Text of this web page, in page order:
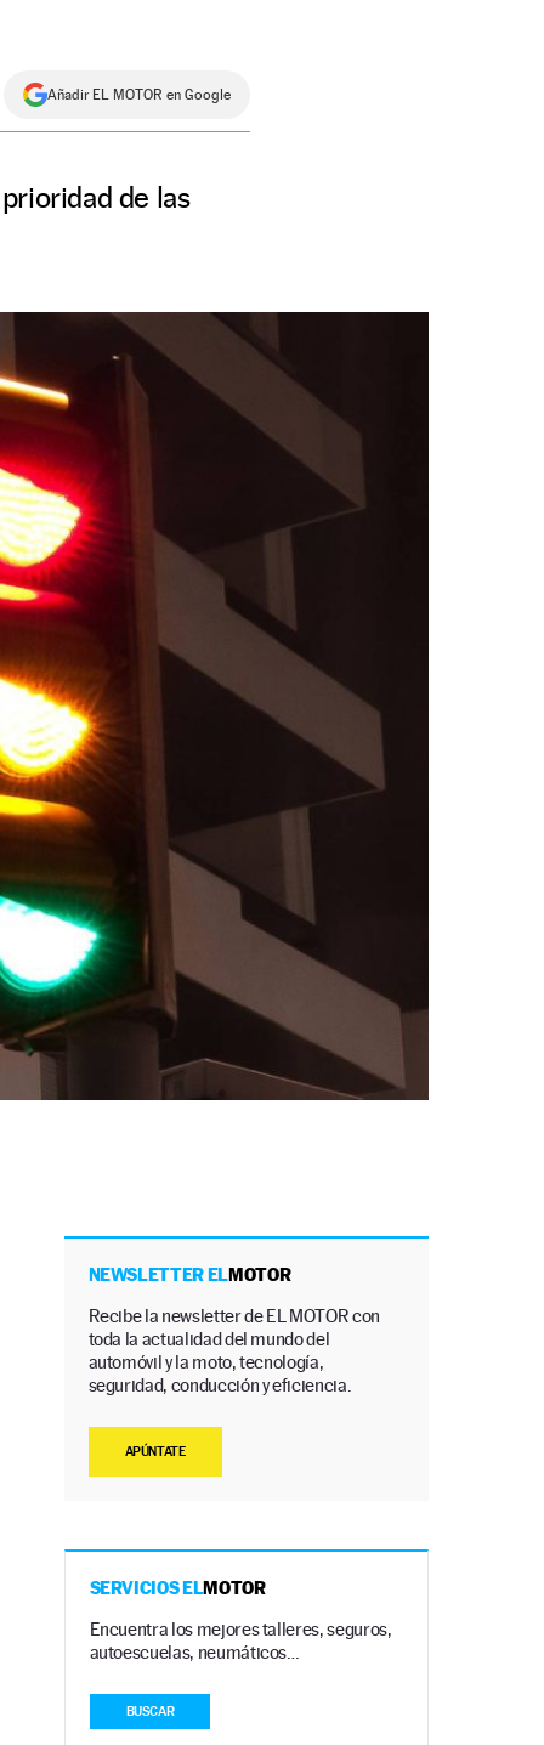
Añadir EL MOTOR en Google
de las
NEWSLETTER ELMOTOR
Recibe la newsletter de EL MOTOR con
toda la actualidad del mundo del
automóvil y la moto, tecnología,
seguridad, conducción y eficiencia.
APÚNTATE
SERVICIOS ELMOTOR
Encuentra los mejores talleres, seguros,
autoescuelas, neumáticos…
BUSCAR